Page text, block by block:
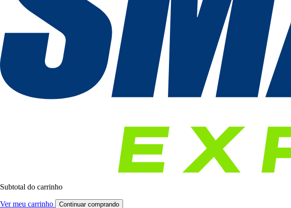
Subtotal do carrinho
Ver meu carrinho Continuar comprando